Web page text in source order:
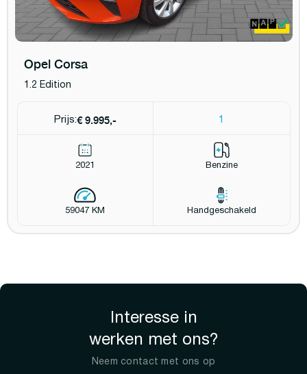
Opel Corsa
1.2 Edition
Prijs:€ 9.995,- 1
2021 Benzine
59047 KM Handgeschakeld
Interesse in
werken met ons?
Neem contact met ons op